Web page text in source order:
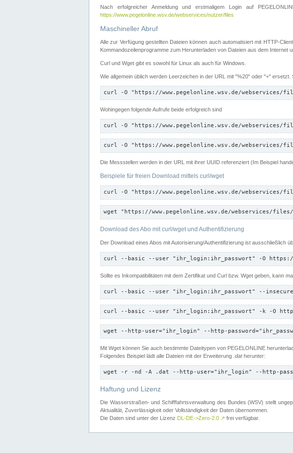
Nach erfolgreicher Anmeldung und erstmaligem Login auf
https://www.pegelonline.wsv.de/webservices/nutzer/files
Maschineller Abruf
Alle zur Verfügung gestellten Dateien können auch automatisiert mit HTTP-
Kommandozeilenprogramme zum Herunterladen von Dateien aus dem Internet
Curl und Wget gibt es sowohl für Linux als auch für Windows.
Wie allgemein üblich werden Leerzeichen in der URL mit "%20" oder "+"
curl -O "https://www.pegelonline.wsv.de/webservices/files/
Wohingegen folgende Aufrufe beide erfolgreich sind
curl -O "https://www.pegelonline.wsv.de/webservices/
curl -O "https://www.pegelonline.wsv.de/webservices/
Die Messstellen werden in der URL mit ihrer UUID referenziert (Im Beispiel
Beispiele für freien Download mittels curl/wget
curl -O "https://www.pegelonline.wsv.de/webservices/files/
wget "https://www.pegelonline.wsv.de/webservices/files/
Download des Abo mit curl/wget und Authentifizierung
Der Download eines Abos mit Autorisierung/Authentifizierung ist ausschließlich
curl --basic --user "ihr_login:ihr_passwort" -O
Sollte es Inkompatibilitäten mit dem Zertifikat und Curl bzw. Wget geben, kann
curl --basic --user "ihr_login:ihr_passwort" --
curl --basic --user "ihr_login:ihr_passwort" -k -O
wget --http-user="ihr_login" --http-
Mit Wget können Sie auch bestimmte Dateitypen von PEGELONLINE
Folgendes Beispiel lädt alle Dateien mit der Erweiterung .datherunter:
wget -r -nd -A .dat --http-user="ihr_login" --http-
Haftung und Lizenz
Die Wasserstraßen- und Schifffahrtsverwaltung des Bundes (WSV) stellt
Aktualität, Zuverlässigkeit oder Vollständigkeit der Daten übernommen.
Die Daten sind unter der Lizenz DL-DE->Zero-2.0 ↗ frei verfügbar.